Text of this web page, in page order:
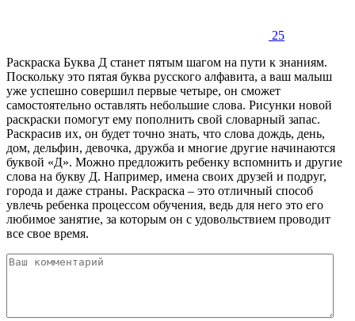
25
Раскраска Буква Д станет пятым шагом на пути к знаниям.
Поскольку это пятая буква русского алфавита, а ваш малыш
уже успешно совершил первые четыре, он сможет
самостоятельно оставлять небольшие слова. Рисунки новой
раскраски помогут ему пополнить свой словарный запас.
Раскрасив их, он будет точно знать, что слова дождь, день,
дом, дельфин, девочка, дружба и многие другие начинаются
буквой «Д». Можно предложить ребенку вспомнить и другие
слова на букву Д. Например, имена своих друзей и подруг,
города и даже страны. Раскраска – это отличный способ
увлечь ребенка процессом обучения, ведь для него это его
любимое занятие, за которым он с удовольствием проводит
все свое время.